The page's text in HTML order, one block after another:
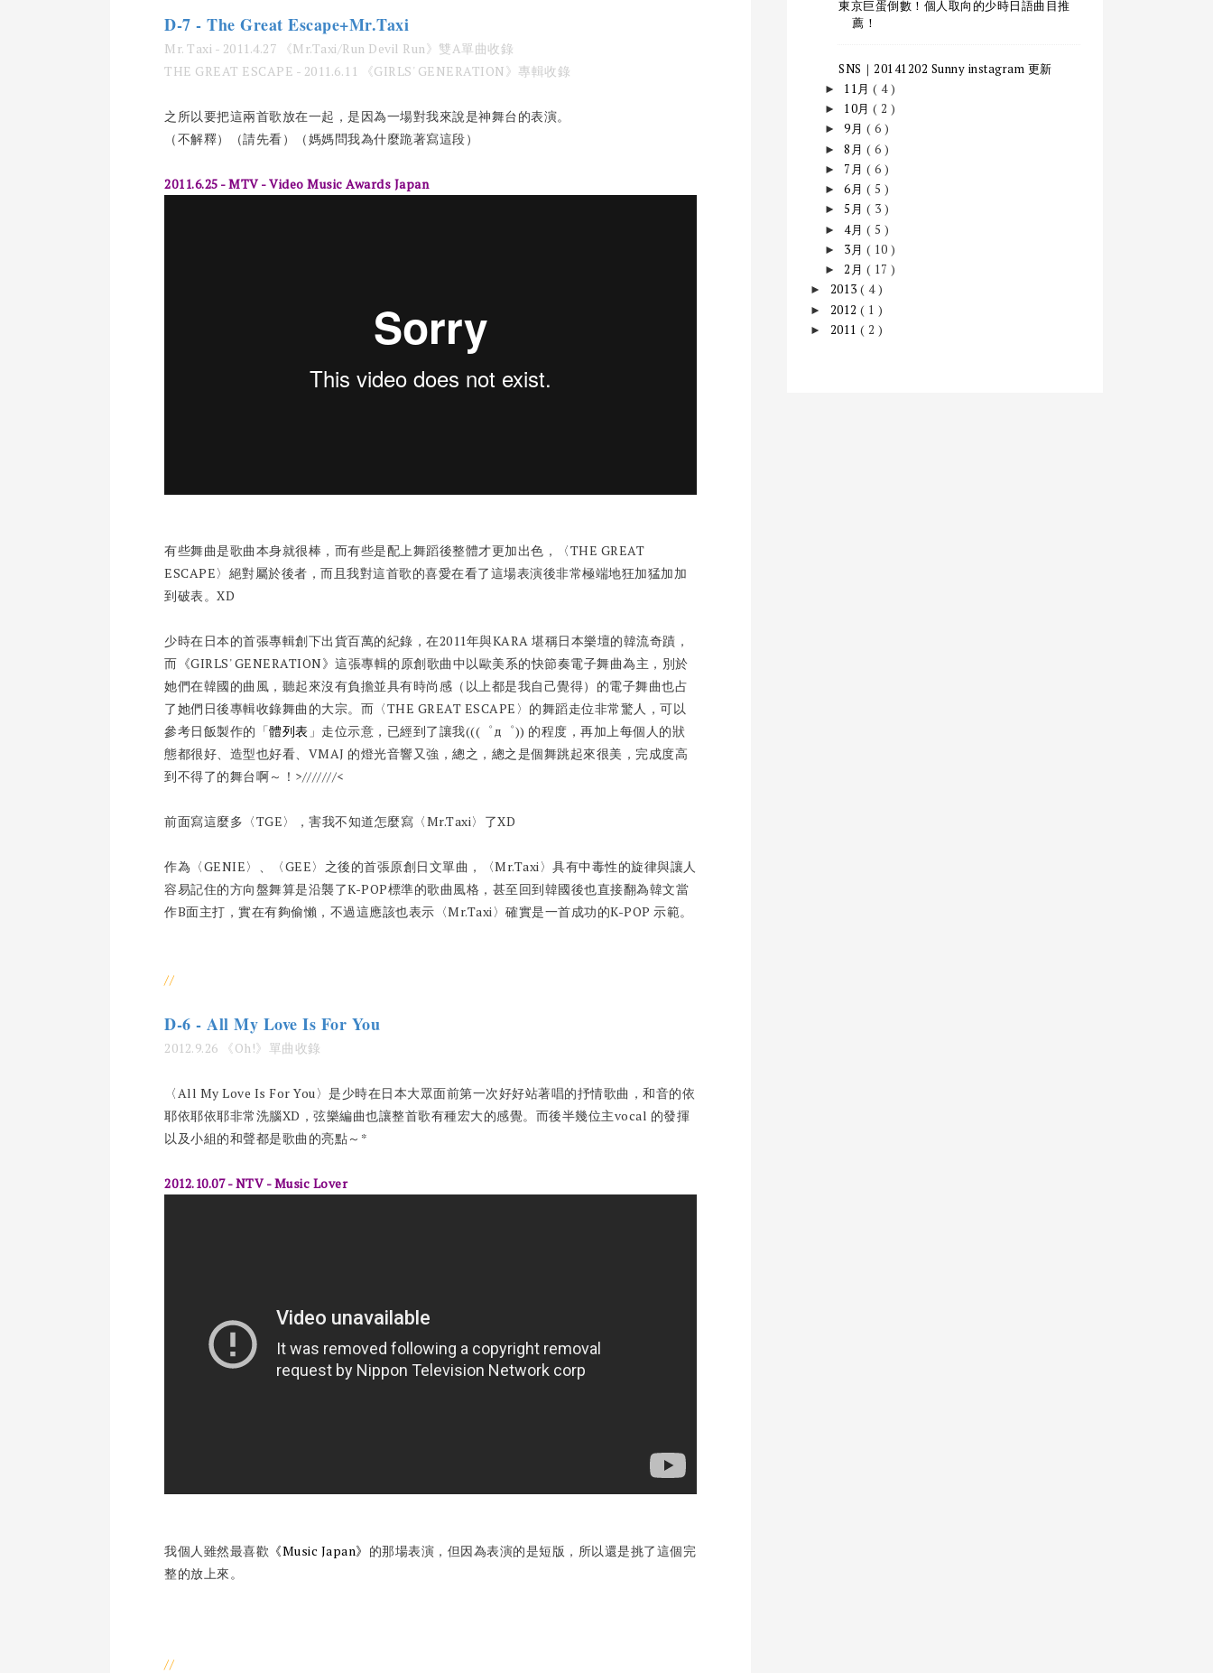
D-7 - The Great Escape+Mr.Taxi
Mr. Taxi - 2011.4.27 《Mr.Taxi/Run Devil Run》雙A單曲收錄
THE GREAT ESCAPE - 2011.6.11 《GIRLS' GENERATION》專輯收錄
之所以要把這兩首歌放在一起，是因為一場對我來說是神舞台的表演。
（不解釋）（請先看）（媽媽問我為什麼跪著寫這段）
2011.6.25 - MTV - Video Music Awards Japan
有些舞曲是歌曲本身就很棒，而有些是配上舞蹈後整體才更加出色，〈THE GREAT
ESCAPE〉絕對屬於後者，而且我對這首歌的喜愛在看了這場表演後非常極端地狂加猛加加
到破表。XD
少時在日本的首張專輯創下出貨百萬的紀錄，在2011年與KARA 堪稱日本樂壇的韓流奇蹟，
而《GIRLS' GENERATION》這張專輯的原創歌曲中以歐美系的快節奏電子舞曲為主，別於
她們在韓國的曲風，聽起來沒有負擔並具有時尚感（以上都是我自己覺得）的電子舞曲也占
了她們日後專輯收錄舞曲的大宗。而〈THE GREAT ESCAPE〉的舞蹈走位非常驚人，可以
參考日飯製作的「體列表 」走位示意，已經到了讓我(((゜д゜)) 的程度，再加上每個人的狀
態都很好、造型也好看、VMAJ 的燈光音響又強，總之，總之是個舞跳起來很美，完成度高
到不得了的舞台啊～！>///////<
前面寫這麼多〈TGE〉，害我不知道怎麼寫〈Mr.Taxi〉了XD
作為〈GENIE〉、〈GEE〉之後的首張原創日文單曲，〈Mr.Taxi〉具有中毒性的旋律與讓人
容易記住的方向盤舞算是沿襲了K-POP標準的歌曲風格，甚至回到韓國後也直接翻為韓文當
作B面主打，實在有夠偷懶，不過這應該也表示〈Mr.Taxi〉確實是一首成功的K-POP 示範。
//
D-6 - All My Love Is For You
2012.9.26 《Oh!》單曲收錄
〈All My Love Is For You〉是少時在日本大眾面前第一次好好站著唱的抒情歌曲，和音的依
耶依耶依耶非常洗腦XD，弦樂編曲也讓整首歌有種宏大的感覺。而後半幾位主vocal 的發揮
以及小組的和聲都是歌曲的亮點～*
2012.10.07 - NTV - Music Lover
我個人雖然最喜歡 《Music Japan》 的那場表演，但因為表演的是短版，所以還是挑了這個完
整的放上來。
//
東京巨蛋倒數！個人取向的少時日語曲目推
薦！
SNS｜20141202 Sunny instagram 更新
► 11月( 4 )
► 10月( 2 )
►9月 ( 6 )
►8月 ( 6 )
► 7月 ( 6 )
►6月 ( 5 )
►5月 ( 3 )
►4月 ( 5 )
► 3月 ( 10 )
►2月 ( 17 )
► 2013 ( 4 )
► 2012 ( 1 )
► 2011 ( 2 )